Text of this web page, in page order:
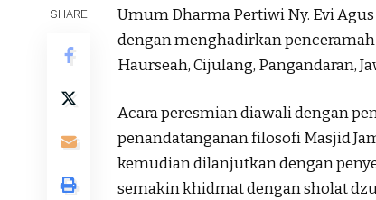
SHARE
Umum Dharma Pertiwi Ny. Evi
dengan menghadirkan penceramah
Haurseah, Cijulang, Pangandaran,
Acara peresmian diawali dengan
penandatanganan filosofi Masjid
kemudian dilanjutkan dengan
semakin khidmat dengan sholat